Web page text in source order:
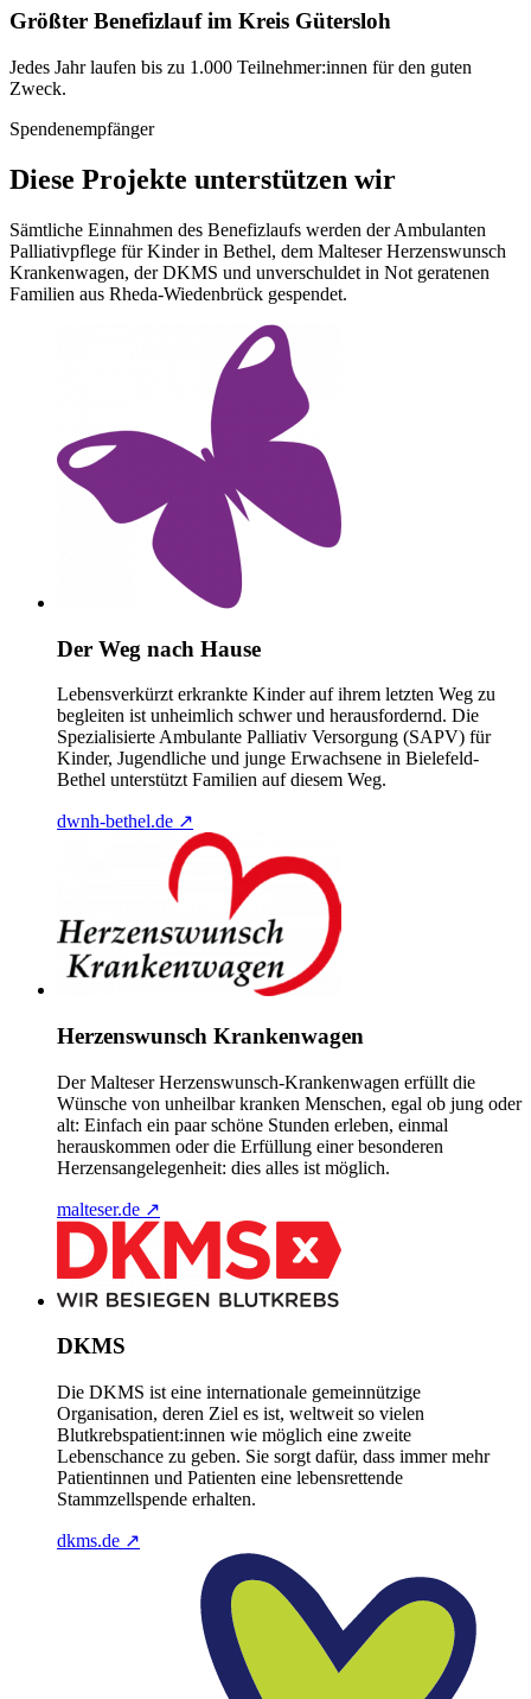
Größter Benefizlauf im Kreis Gütersloh
Jedes Jahr laufen bis zu 1.000 Teilnehmer:innen für den guten
Zweck.
Spendenempfänger
Diese Projekte unterstützen wir
Sämtliche Einnahmen des Benefizlaufs werden der Ambulanten
Palliativpflege für Kinder in Bethel, dem Malteser Herzenswunsch
Krankenwagen, der DKMS und unverschuldet in Not geratenen
Familien aus Rheda-Wiedenbrück gespendet.
Der Weg nach Hause
Lebensverkürzt erkrankte Kinder auf ihrem letzten Weg zu
begleiten ist unheimlich schwer und herausfordernd. Die
Spezialisierte Ambulante Palliativ Versorgung (SAPV) für
Kinder, Jugendliche und junge Erwachsene in Bielefeld-
Bethel unterstützt Familien auf diesem Weg.
dwnh-bethel.de ↗
Herzenswunsch Krankenwagen
Der Malteser Herzenswunsch-Krankenwagen erfüllt die
Wünsche von unheilbar kranken Menschen, egal ob jung oder
alt: Einfach ein paar schöne Stunden erleben, einmal
herauskommen oder die Erfüllung einer besonderen
Herzensangelegenheit: dies alles ist möglich.
malteser.de ↗
DKMS
Die DKMS ist eine internationale gemeinnützige
Organisation, deren Ziel es ist, weltweit so vielen
Blutkrebspatient:innen wie möglich eine zweite
Lebenschance zu geben. Sie sorgt dafür, dass immer mehr
Patientinnen und Patienten eine lebensrettende
Stammzellspende erhalten.
dkms.de ↗